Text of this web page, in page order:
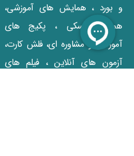
و بورد ، همایش های آموزشی،
همایش آسکی ، پکیج‌ های
آموزشی و مشاوره‌ ای، فلش کارت،
آزمون‌ های آنلاین ، فیلم‌ های